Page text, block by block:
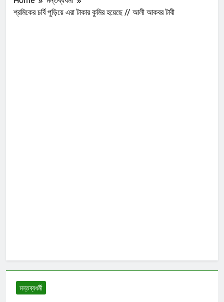
শ্রমিকের চর্বি পুড়িয়ে এরা টাকার কুমির হয়েছে // আলী আকবর টাবী
মন্তব্যধর্মী